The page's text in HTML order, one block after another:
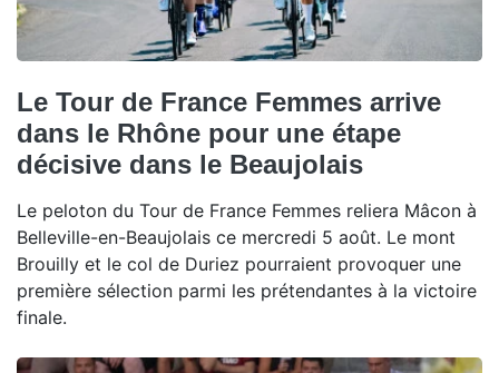
Le Tour de France Femmes arrive
dans le Rhône pour une étape
décisive dans le Beaujolais
Le peloton du Tour de France Femmes reliera Mâcon à
Belleville-en-Beaujolais ce mercredi 5 août. Le mont
Brouilly et le col de Duriez pourraient provoquer une
première sélection parmi les prétendantes à la victoire
finale.